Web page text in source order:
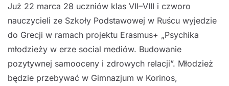
Już 22 marca 28 uczniów klas VII–VIII i czworo
nauczycieli ze Szkoły Podstawowej w Ruścu wyjedzie
do Grecji w ramach projektu Erasmus+ „Psychika
młodzieży w erze social mediów. Budowanie
pozytywnej samooceny i zdrowych relacji”. Młodzież
będzie przebywać w Gimnazjum w Korinos,